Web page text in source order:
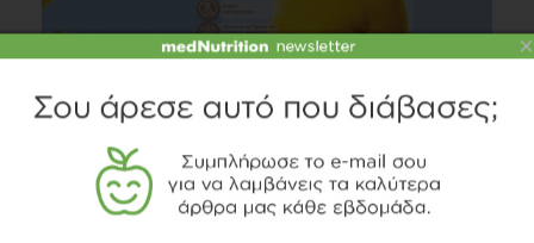
Οι Νέες Τάσεις στην Κατανάλωση Λαχανικών για Extra
Φρεσκάδα & Γεύση
Διατροφή
2 λεπτά να διαβαστεί
×